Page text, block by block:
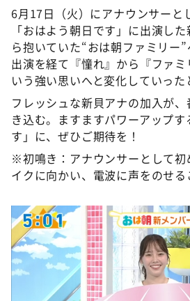
6月17日（火）にアナウンサー
「おはよう朝日です」に出演し
ら抱いていた“おは朝ファミリー
出演を経て『憧れ』から『ファ
いう強い思いへと変化していった
フレッシュな新貝アナの加入が
き込む。ますますパワーアップ
す」に、ぜひご期待を！
※初鳴き：アナウンサーとして初
イクに向かい、電波に声をのせる